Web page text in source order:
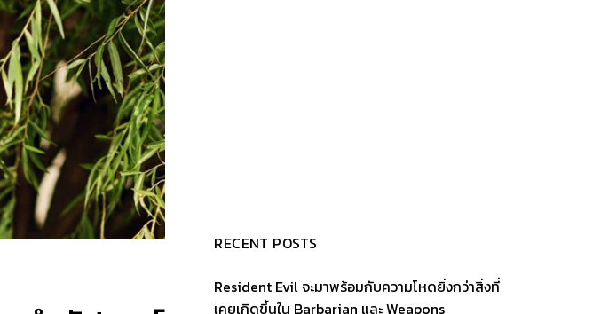
RECENT POSTS
Resident Evil จะมาพร้อมกับความโหดยิ่งกว่าสิ่งที่
เคยเกิดขึ้นใน Barbarian และ Weapons